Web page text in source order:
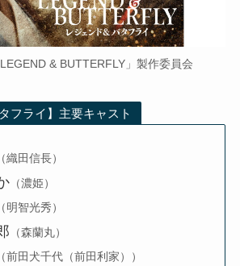
& BUTTERFLY」製作委員会
フライ】主要キャスト
織田信長）
（濃姫）
（明智光秀）
（森蘭丸）
（前田犬千代（前田利家））